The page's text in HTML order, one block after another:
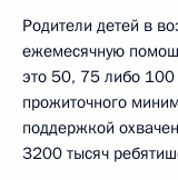
Родители детей в
ежемесячную
это 50, 75 либо 100
прожиточного
поддержкой
3200 тысяч